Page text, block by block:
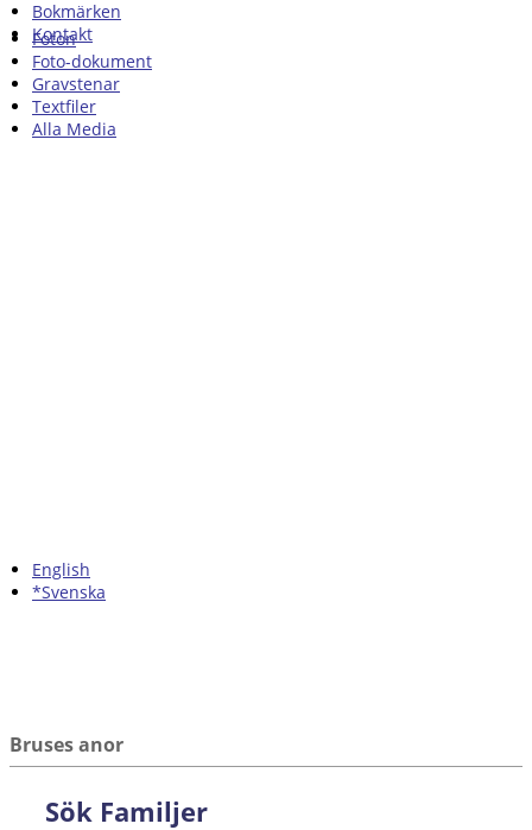
Foton
Foto-dokument
Gravstenar
Textfiler
Alla Media
Bokmärken
Kontakt
English
*Svenska
Bruses anor
Sök Familjer